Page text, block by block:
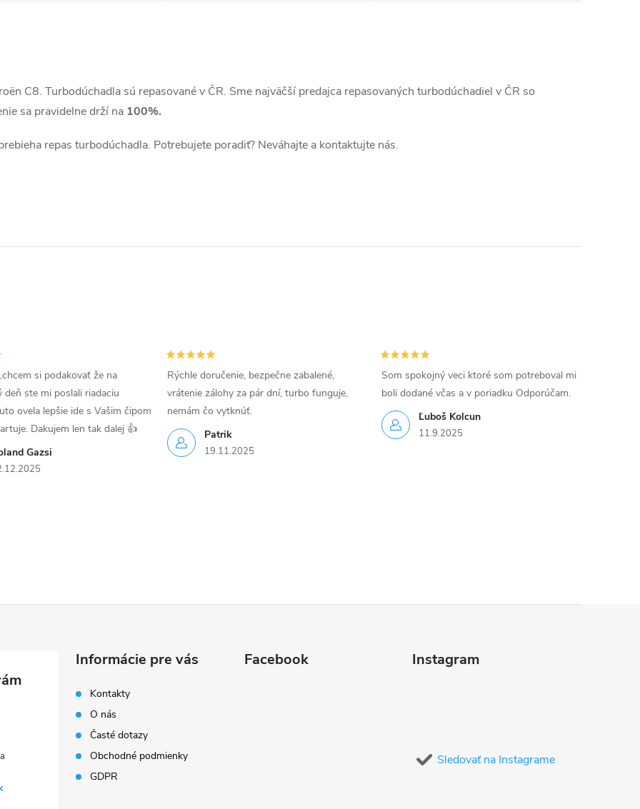
C8. Turbodúchadla sú repasované v ČR. Sme najväčší predajca repasovaných turbodúchadiel v ČR so
sa pravidelne drží na 100%.
repas turbodúchadla. Potrebujete poradiť? Neváhajte a kontaktujte nás.
Gazsi
si podakovať že na
ste mi poslali riadaciu
ovela lepšie ide s Vašim čipom
Dakujem len tak dalej 👍
Patrik
19.11.2025
Rýchle doručenie, bezpečne zabalené,
vrátenie zálohy za pár dní, turbo funguje,
nemám čo vytknúť.
Ľuboš Kolcun
11.9.2025
Som spokojný veci ktoré som potreboval mi
boli dodané včas a v poriadku Odporúčam.
Informácie pre vás
Kontakty
O nás
Časté dotazy
Obchodné podmienky
GDPR
Facebook Instagram
Sledovať na Instagrame